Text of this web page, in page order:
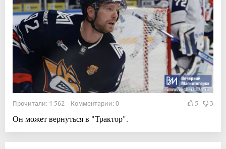
Прочитали: 1 562 Комментарии: 0 5 3
Он может вернуться в "Трактор".